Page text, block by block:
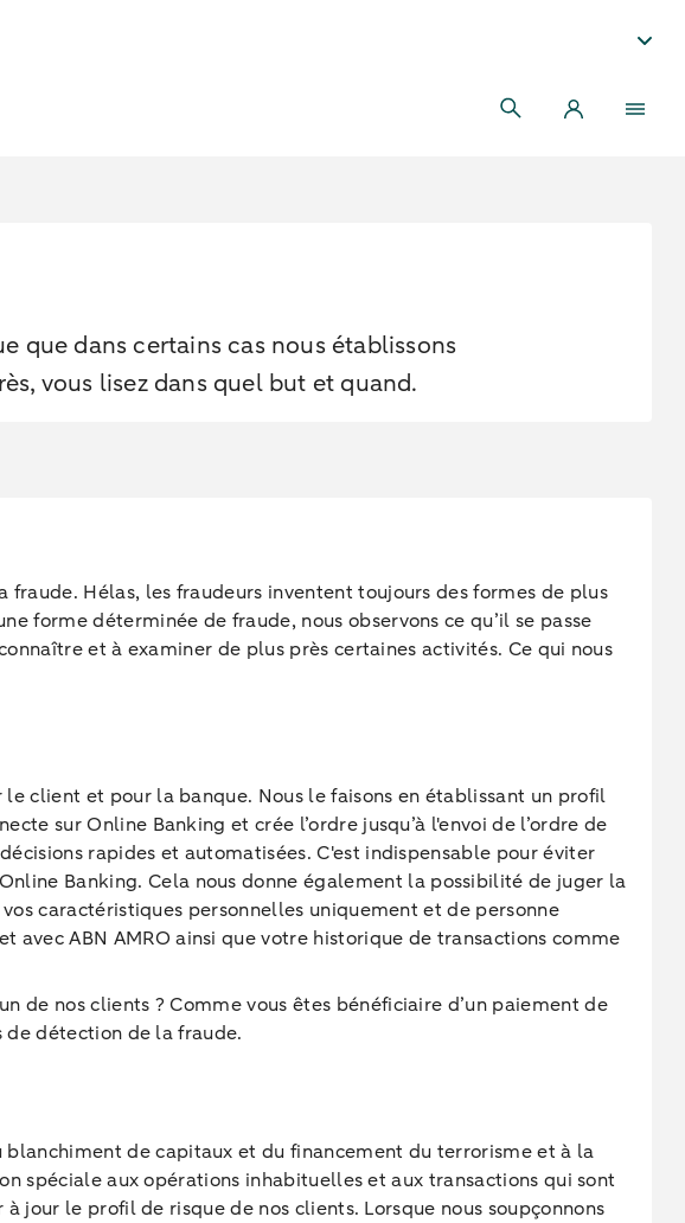
que dans certains cas nous établissons
vous lisez dans quel but et quand.
fraude. Hélas, les fraudeurs inventent toujours des formes de plus
forme déterminée de fraude, nous observons ce qu’il se passe
et à examiner de plus près certaines activités. Ce qui nous
client et pour la banque. Nous le faisons en établissant un profil
sur Online Banking et crée l’ordre jusqu’à l'envoi de l’ordre de
rapides et automatisées. C'est indispensable pour éviter
Banking. Cela nous donne également la possibilité de juger la
caractéristiques personnelles uniquement et de personne
avec ABN AMRO ainsi que votre historique de transactions comme
de nos clients ? Comme vous êtes bénéficiaire d’un paiement de
de détection de la fraude.
de capitaux et du financement du terrorisme et à la
spéciale aux opérations inhabituelles et aux transactions qui sont
jour le profil de risque de nos clients. Lorsque nous soupçonnons